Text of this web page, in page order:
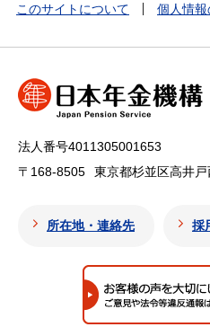
このサイトについて 個人情
法人番号4011305001653
〒168-8505
東京都杉並区高井
所在地・連絡先 採